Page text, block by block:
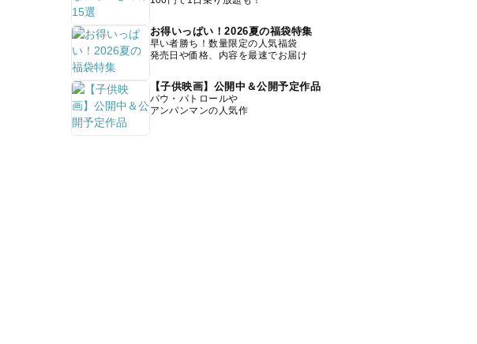
お得いっぱい！2026夏の福袋特集
早い者勝ち！数量限定の人気福袋
発売日や価格、内容を最速でお届け
【子供映画】公開中＆公開予定作品
パウ・パトロールや
アンパンマンの人気作